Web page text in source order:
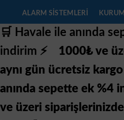
ALARM SISTEMLERI
🛒 Havale ile anında
indirim ⚡
1000₺ ve
aynı gün ücretsiz
anında sepette ek %4
ve üzeri